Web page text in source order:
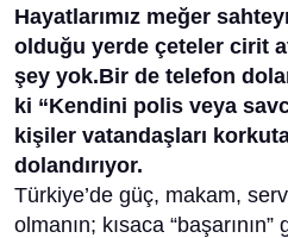
Hayatlarımız meğer
olduğu yerde çeteler cirit
şey yok.Bir de telefon
ki “Kendini polis veya
kişiler vatandaşları
dolandırıyor.
Türkiye’de güç, makam,
olmanın; kısaca